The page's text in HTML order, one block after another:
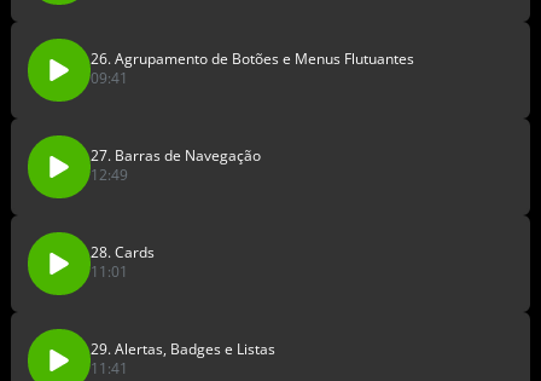
26. Agrupamento de Botões e Menus Flutuantes
09:41
27. Barras de Navegação
12:49
28. Cards
11:01
29. Alertas, Badges e Listas
11:41